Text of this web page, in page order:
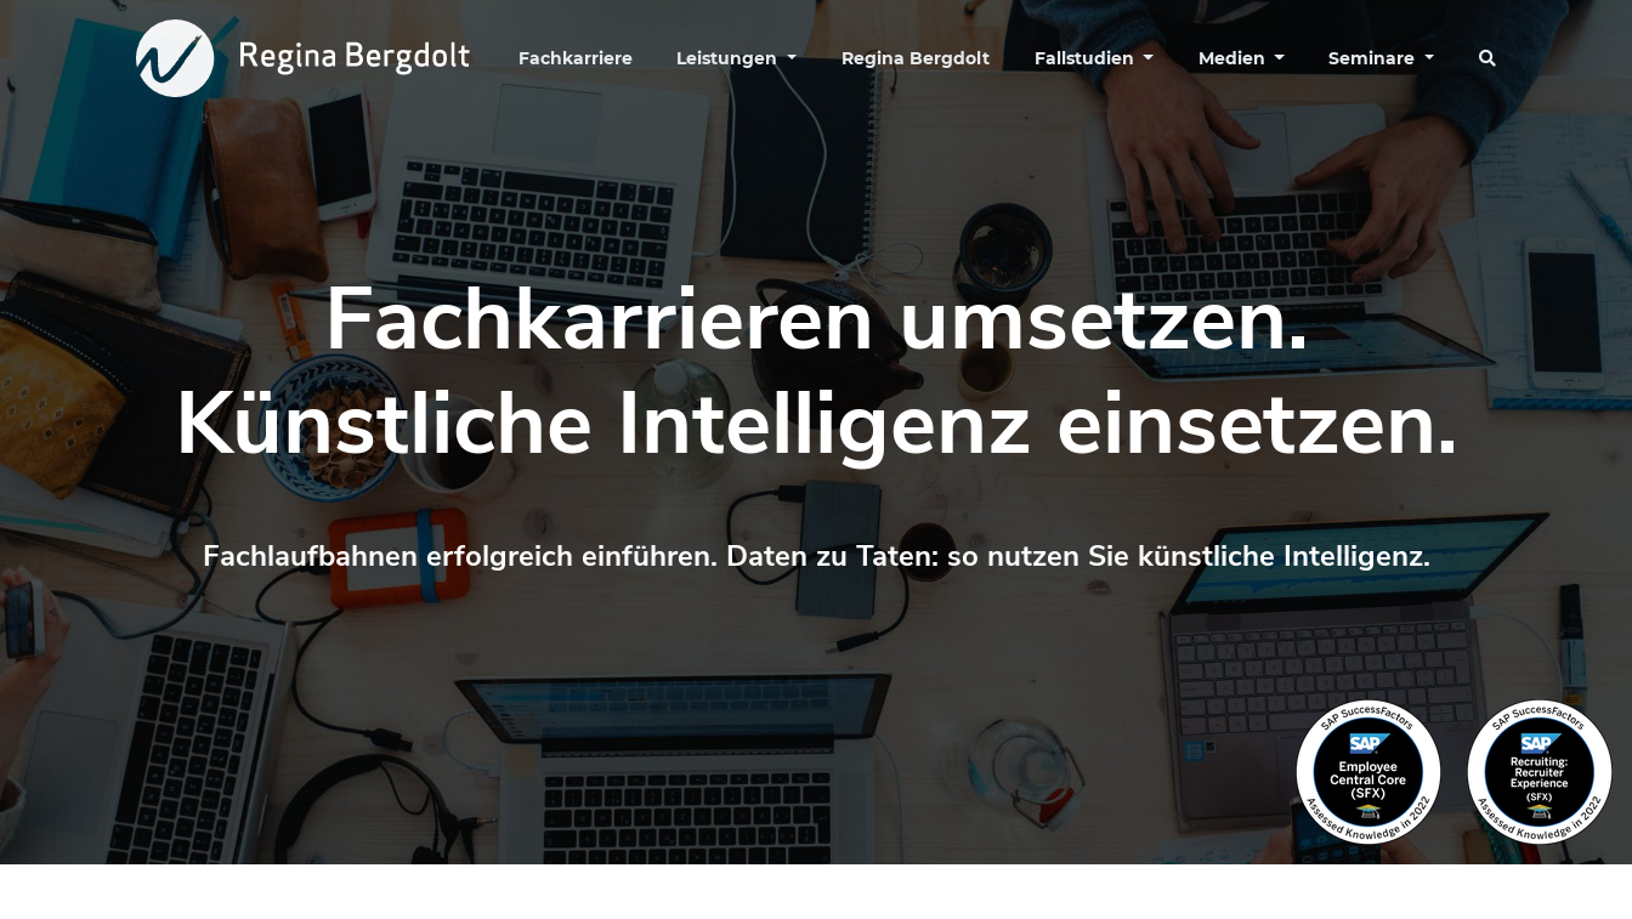
Fachkarriere Leistungen Regina Bergdolt Fallstudien Medien Seminare
Fachkarrieren umsetzen.
Künstliche Intelligenz einsetzen.
Fachlaufbahnen erfolgreich einführen. Daten zu Taten: so nutzen Sie künstliche Intelligenz.